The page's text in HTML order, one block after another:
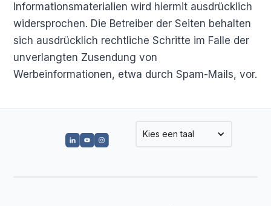
Informationsmaterialien wird hiermit ausdrücklich
widersprochen. Die Betreiber der Seiten behalten
sich ausdrücklich rechtliche Schritte im Falle der
unverlangten Zusendung von
Werbeinformationen, etwa durch Spam-Mails, vor.
Kies een taal